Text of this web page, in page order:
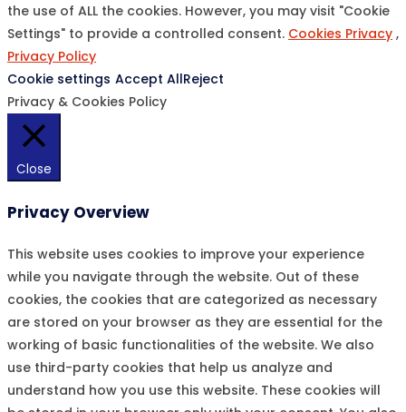
the use of ALL the cookies. However, you may visit "Cookie
Settings" to provide a controlled consent. Cookies Privacy ,
Privacy Policy
Cookie settings Accept AllReject
Privacy & Cookies Policy
Close
Privacy Overview
This website uses cookies to improve your experience
while you navigate through the website. Out of these
cookies, the cookies that are categorized as necessary
are stored on your browser as they are essential for the
working of basic functionalities of the website. We also
use third-party cookies that help us analyze and
understand how you use this website. These cookies will